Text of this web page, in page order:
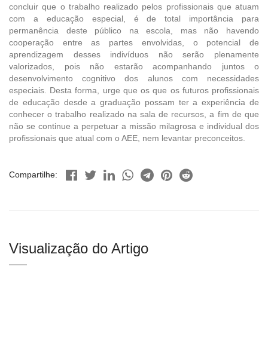
concluir que o trabalho realizado pelos profissionais que atuam
com a educação especial, é de total importância para
permanência deste público na escola, mas não havendo
cooperação entre as partes envolvidas, o potencial de
aprendizagem desses indivíduos não serão plenamente
valorizados, pois não estarão acompanhando juntos o
desenvolvimento cognitivo dos alunos com necessidades
especiais. Desta forma, urge que os que os futuros profissionais
de educação desde a graduação possam ter a experiência de
conhecer o trabalho realizado na sala de recursos, a fim de que
não se continue a perpetuar a missão milagrosa e individual dos
profissionais que atual com o AEE, nem levantar preconceitos.
Compartilhe:
Visualização do Artigo